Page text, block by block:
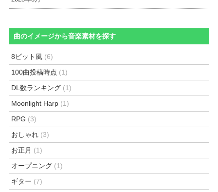
曲のイメージから音楽素材を探す
8ビット風 (6)
100曲投稿時点 (1)
DL数ランキング (1)
Moonlight Harp (1)
RPG (3)
おしゃれ (3)
お正月 (1)
オープニング (1)
ギター (7)